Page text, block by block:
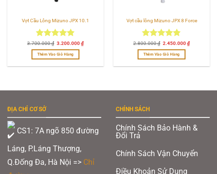
Vợt Cầu Lông Mizuno JPX 10.1
Được xếp
hạng4.83
5 sao
3.700.000₫ Giá
là:
3.700.000 ₫.
3.200.000₫Giá
hiện
Thêm Vào Giỏ Hàng
Vợt cầu lông Mizuno JPX 8 Force
Được xếp
hạng4.83
5 sao
2.800.000₫ Giá
là:
2.800.000 ₫.
2.450.000₫Giá
hiện
Thêm Vào Giỏ Hàng
ĐỊA CHỈ CƠ SỞ
CS1: 7A ngõ 850 đường
Láng, P.Láng Thượng,
Q.Đống Đa, Hà Nội => Chỉ
CHÍNH SÁCH
Chính Sách Bảo Hành &
Đổi Trả
Chính Sách Vận Chuyển
Điều Khoản Sử Dụng